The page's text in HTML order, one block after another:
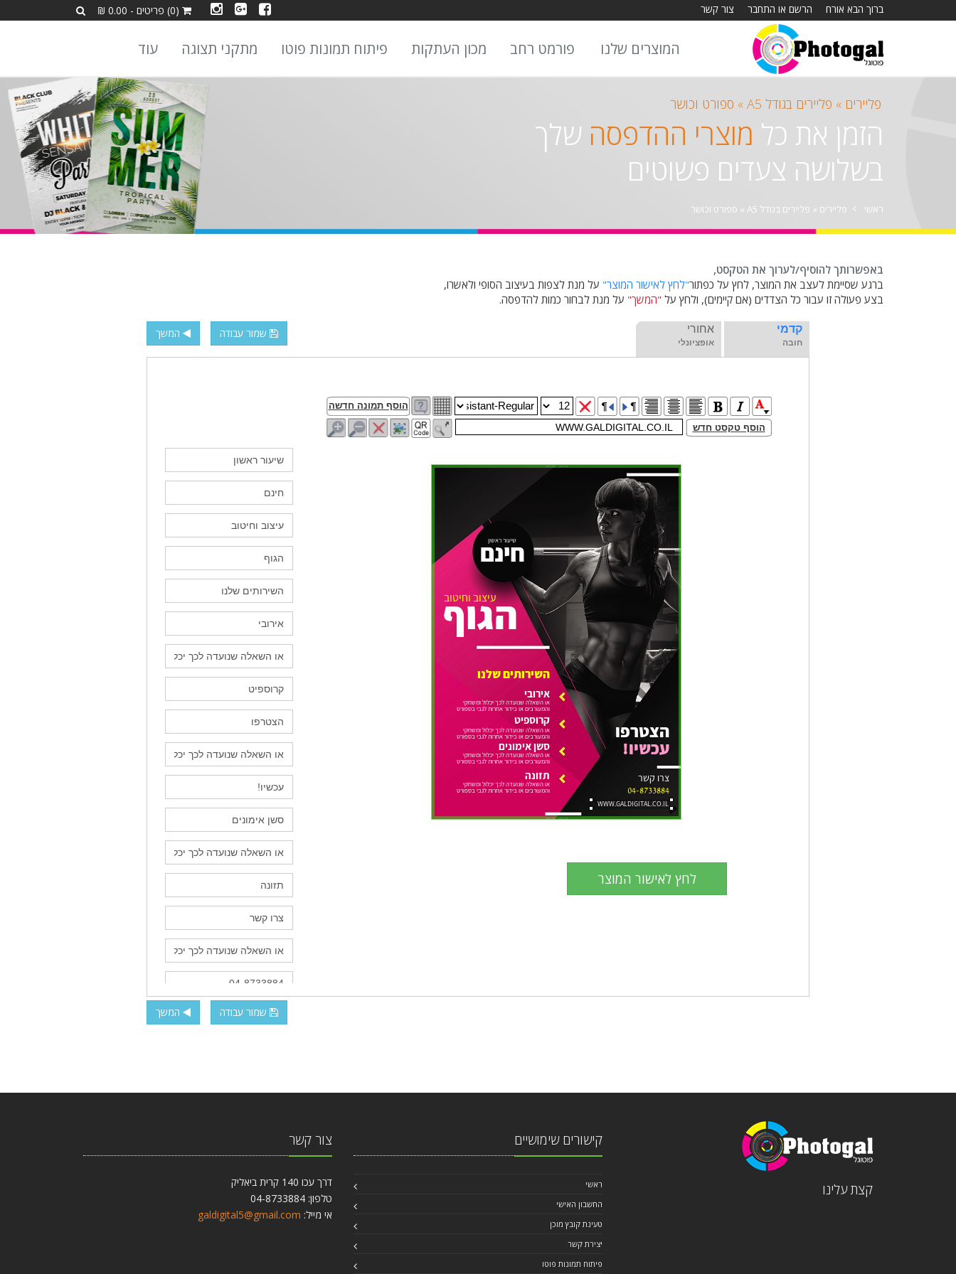
ברוך הבא אורח הרשם או התחבר צור קשר (0) פריטים - 0.00 ₪
המוצרים שלנו פורמט רחב מכון העתקות פיתוח תמונות פוטו מתקני תצוגה עוד
פליירים » פליירים בגודל A5 » ספורט וכושר
הזמן את כל מוצרי ההדפסה שלך
בשלושה צעדים פשוטים
ראשי פליירים » פליירים בגודל A5 » ספורט וכושר
באפשרותך להוסיף/לערוך את הטקסט,
ברגע שסיימת לעצב את המוצר, לחץ על כפתור"לחץ לאישור המוצר" על מנת לצפות בעיצוב הסופי ולאשרו,
בצע פעולה זו עבור כל הצדדים (אם קיימים), ולחץ על "המשך" על מנת לבחור כמות להדפסה.
קדמי
חובה
אחורי
אופציונלי
שמור עבודה המשך
שמור עבודה המשך
קצת עלינו
קישורים שימושיים
ראשי
החשבון האישי
טעינת קובץ מוכן
יצירת קשר
פיתוח תמונות פוטו
צור קשר
דרך עכו 140 קרית ביאליק
טלפון: 04-8733884
אי מייל: galdigital5@gmail.com